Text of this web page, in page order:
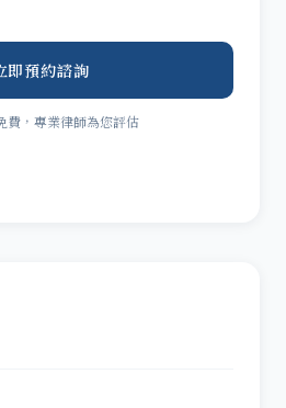
即預約諮詢
費，專業律師為您評估